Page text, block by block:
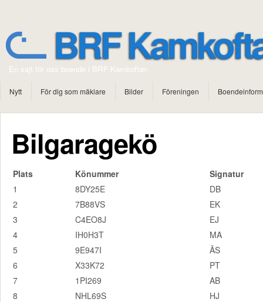
BRF
En sajt för oss boende i BRF Kamkoftan
Nytt För dig som mäklare Bilder Föreningen
Bilgaragekö
Plats Könummer
Signatur
1
8DY25E
DB
2
7B88VS
EK
3
C4EO8J
EJ
4
IH0H3T
MA
5
9E947I
ÃS
6
X33K72
PT
7
1PI269
AB
8
NHL69S
HJ